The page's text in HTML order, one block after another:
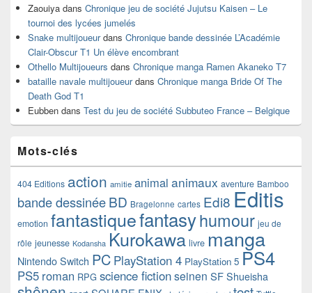
Zaouiya dans Chronique jeu de société Jujutsu Kaisen – Le
tournoi des lycées jumelés
Snake multijoueurdans Chronique bande dessinée L’Académie
Clair-Obscur T1 Un élève encombrant
Othello Multijoueurs dans Chronique manga Ramen Akaneko T7
bataille navale multijoueurdans Chronique manga Bride Of The
Death God T1
Eubben dans Test du jeu de société Subbuteo France – Belgique
Mots-clés
404 Editions action amitie animal animaux aventure Bamboo
bande dessinéeBD Bragelonne cartes Edi8 Editis
emotion fantastiquefantasyhumour jeu de
rôle jeunesse Kodansha Kurokawa livre manga
Nintendo Switch PC PlayStation 4 PlayStation 5 PS4
PS5 roman RPG science fictionseinen SF Shueisha